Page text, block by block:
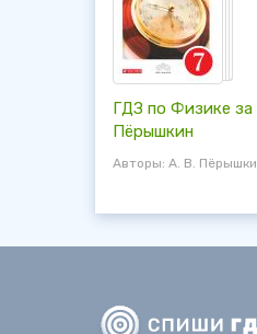
ГДЗ по Физике за
Пёрышкин
Авторы: А. В.